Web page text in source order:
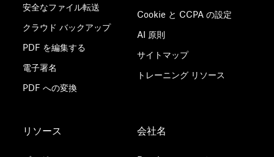
安全なファイル転送
クラウド バックアップ
PDF を編集する
電子署名
PDF への変換
Cookie と CCPA の設定
AI 原則
サイトマップ
トレーニング リソース
リソース 会社名